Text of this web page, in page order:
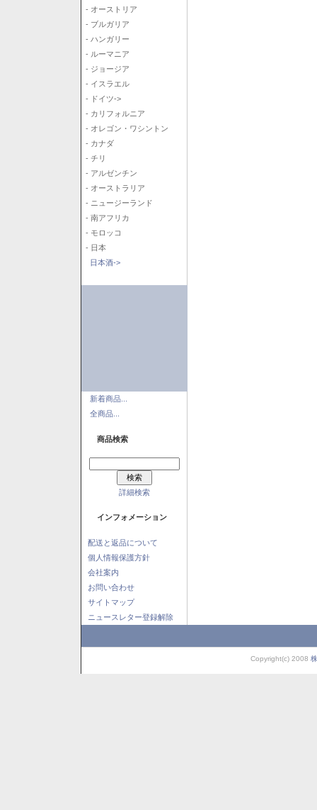
- オーストリア
- ブルガリア
- ハンガリー
- ルーマニア
- ジョージア
- イスラエル
- ドイツ->
- カリフォルニア
- オレゴン・ワシントン
- カナダ
- チリ
- アルゼンチン
- オーストラリア
- ニュージーランド
- 南アフリカ
- モロッコ
- 日本
日本酒->
新着商品...
全商品...
商品検索
詳細検索
インフォメーション
配送と返品について
個人情報保護方針
会社案内
お問い合わせ
サイトマップ
ニュースレター登録解除
Copyright(c) 2008